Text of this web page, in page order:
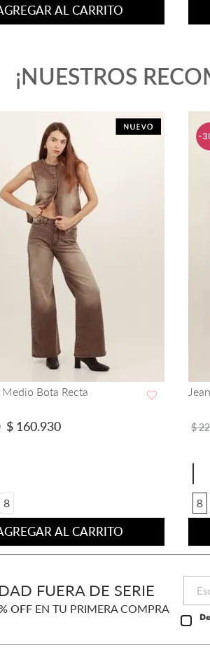
AL CARRITO
¡NUESTROS
VISTA RAPIDA
Bota Recta
$ 160.930
8
AL CARRITO
-
$
8
FUERA DE SERIE
OFF EN TU PRIMERA COMPRA